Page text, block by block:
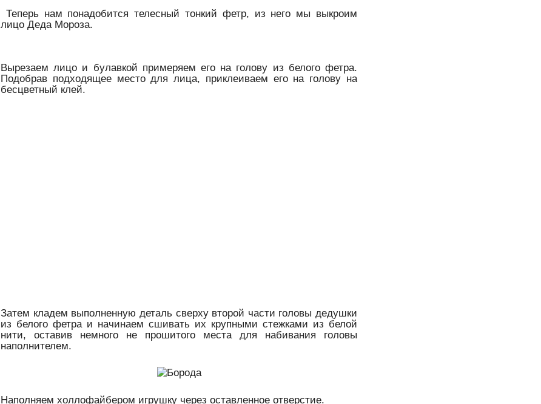
Теперь нам понадобится телесный тонкий фетр, из него мы выкроим
лицо Деда Мороза.
Вырезаем лицо и булавкой примеряем его на голову из белого фетра.
Подобрав подходящее место для лица, приклеиваем его на голову на
бесцветный клей.
Затем кладем выполненную деталь сверху второй части головы дедушки
из белого фетра и начинаем сшивать их крупными стежками из белой
нити, оставив немного не прошитого места для набивания головы
наполнителем.
Наполняем холлофайбером игрушку через оставленное отверстие.